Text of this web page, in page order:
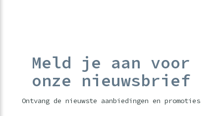
Meld je aan voor
onze nieuwsbrief
Ontvang de nieuwste aanbiedingen en promoties